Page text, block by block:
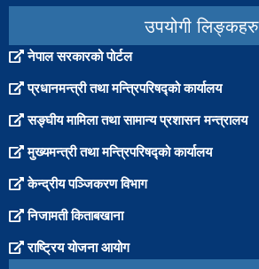
उपयोगी लिङ्कहरु
नेपाल सरकारको पोर्टल
प्रधानमन्त्री तथा मन्त्रिपरिषद्को कार्यालय
सङ्घीय मामिला तथा सामान्य प्रशासन मन्त्रालय
मुख्यमन्त्री तथा मन्त्रिपरिषद्को कार्यालय
केन्द्रीय पञ्जिकरण विभाग
निजामती किताबखाना
राष्ट्रिय योजना आयोग